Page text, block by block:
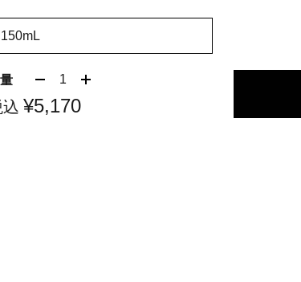
150mL
1
¥5,170